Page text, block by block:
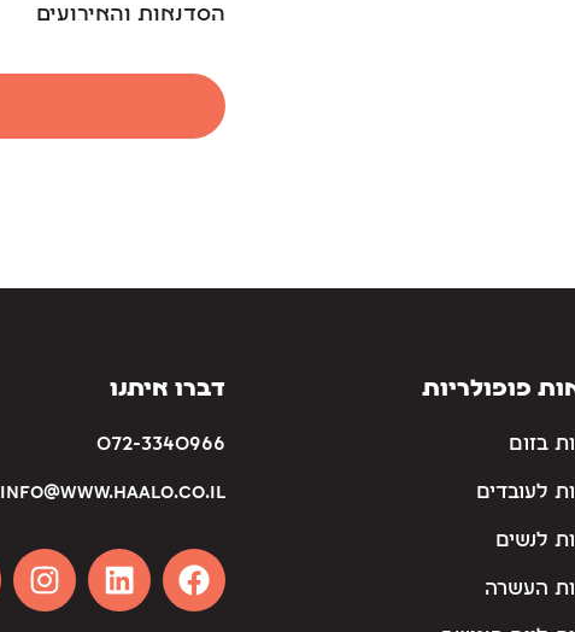
הסדנאות והאירועים
פופולריות
בזום
לעובדים
לנשים
העשרה
דברו איתנו
072-3340966
info@www.haalo.co.il